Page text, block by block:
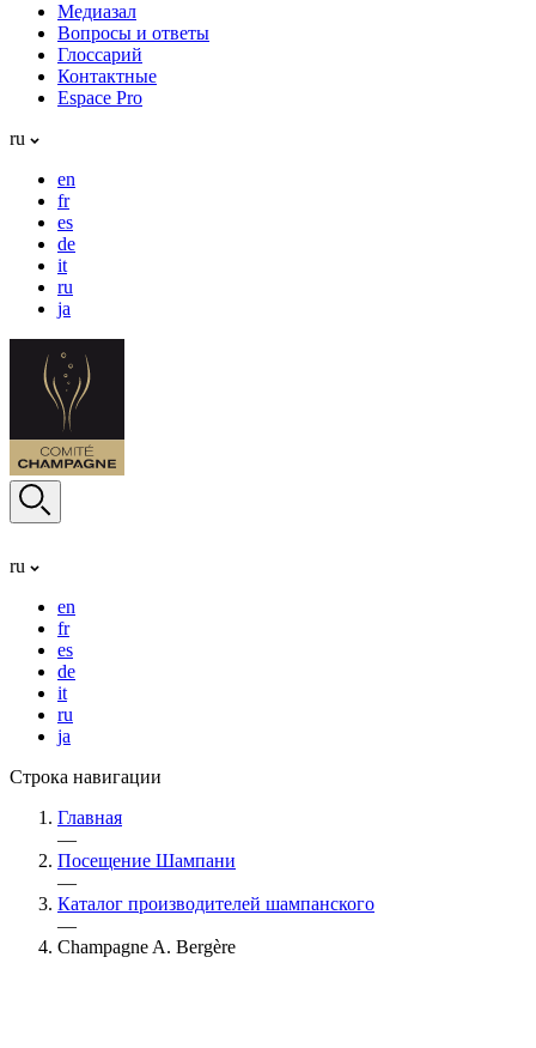
Медиазал
Вопросы и ответы
Глоссарий
Контактные
Espace Pro
ru
en
fr
es
de
it
ru
ja
ru
en
fr
es
de
it
ru
ja
Строка навигации
Главная
—
Посещение Шампани
—
Каталог производителей шампанского
—
Champagne A. Bergère